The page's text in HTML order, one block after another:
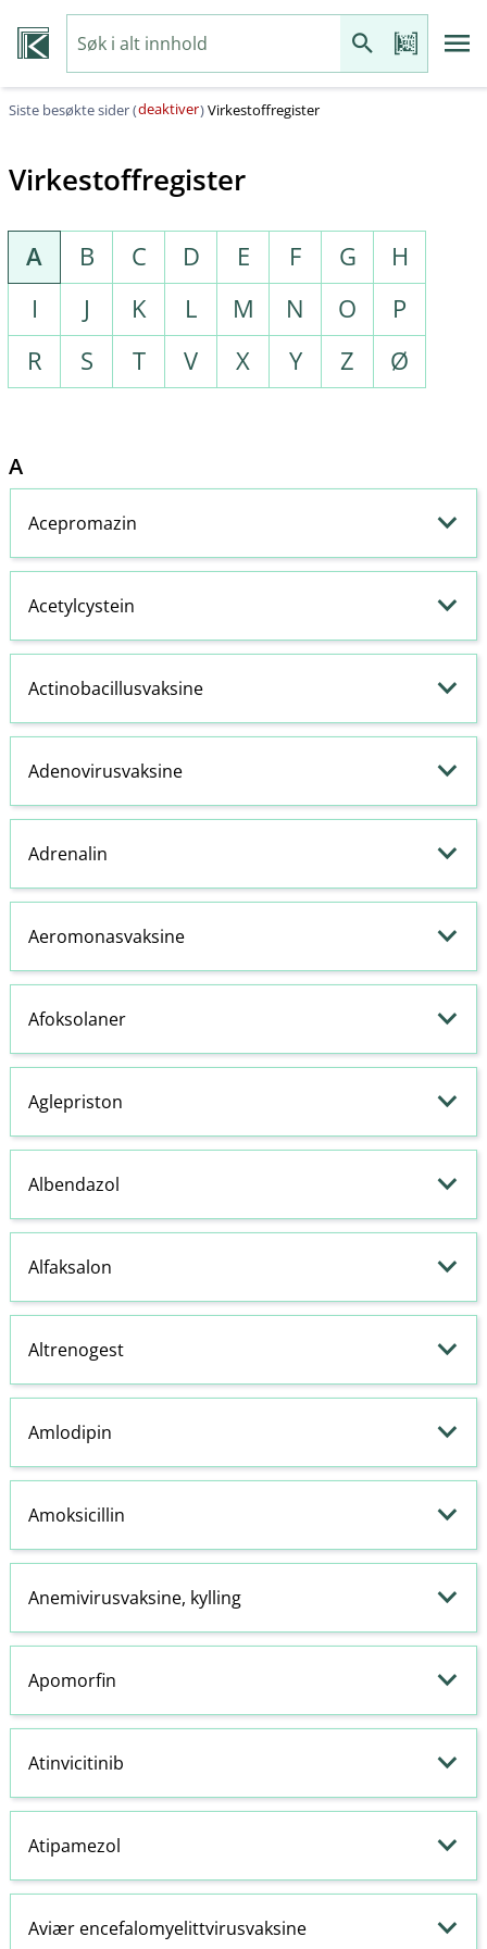
Siste besøkte sider (deaktiver)Virkestoffregister
Virkestoffregister
A B C D E F G
H
I
J K L M N O
P
R
S T V X Y Z Ø
A
Acepromazin
Acetylcystein
Actinobacillusvaksine
Adenovirusvaksine
Adrenalin
Aeromonasvaksine
Afoksolaner
Aglepriston
Albendazol
Alfaksalon
Altrenogest
Amlodipin
Amoksicillin
Anemivirusvaksine, kylling
Apomorfin
Atinvicitinib
Atipamezol
Aviær encefalomyelittvirusvaksine